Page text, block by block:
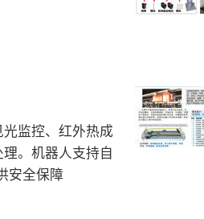
监控、红外热成
。机器人支持自
安全保障